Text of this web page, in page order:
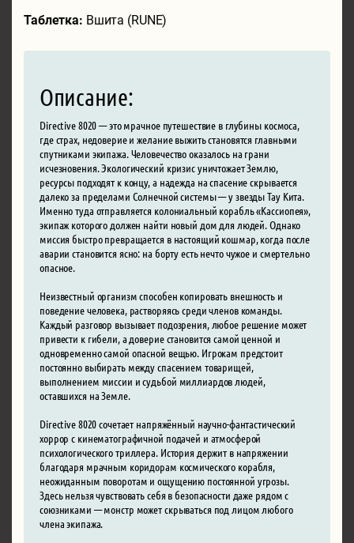
Таблетка: Вшита (RUNE)
Описание:
Directive 8020 — это мрачное путешествие в глубины космоса,
где страх, недоверие и желание выжить становятся главными
спутниками экипажа. Человечество оказалось на грани
исчезновения. Экологический кризис уничтожает Землю,
ресурсы подходят к концу, а надежда на спасение скрывается
далеко за пределами Солнечной системы — у звезды Тау Кита.
Именно туда отправляется колониальный корабль «Кассиопея»,
экипаж которого должен найти новый дом для людей. Однако
миссия быстро превращается в настоящий кошмар, когда после
аварии становится ясно: на борту есть нечто чужое и смертельно
опасное.
Неизвестный организм способен копировать внешность и
поведение человека, растворяясь среди членов команды.
Каждый разговор вызывает подозрения, любое решение может
привести к гибели, а доверие становится самой ценной и
одновременно самой опасной вещью. Игрокам предстоит
постоянно выбирать между спасением товарищей,
выполнением миссии и судьбой миллиардов людей,
оставшихся на Земле.
Directive 8020 сочетает напряжённый научно-фантастический
хоррор с кинематографичной подачей и атмосферой
психологического триллера. История держит в напряжении
благодаря мрачным коридорам космического корабля,
неожиданным поворотам и ощущению постоянной угрозы.
Здесь нельзя чувствовать себя в безопасности даже рядом с
союзниками — монстр может скрываться под лицом любого
члена экипажа.